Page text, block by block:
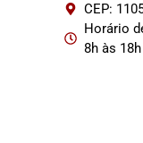
CEP:
Horário
8h às 18h